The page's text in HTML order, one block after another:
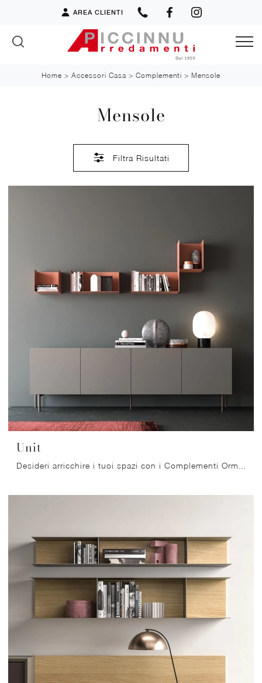
AREA CLIENTI
Home > Accessori Casa > Complementi > Mensole
Mensole
Filtra Risultati
Unit